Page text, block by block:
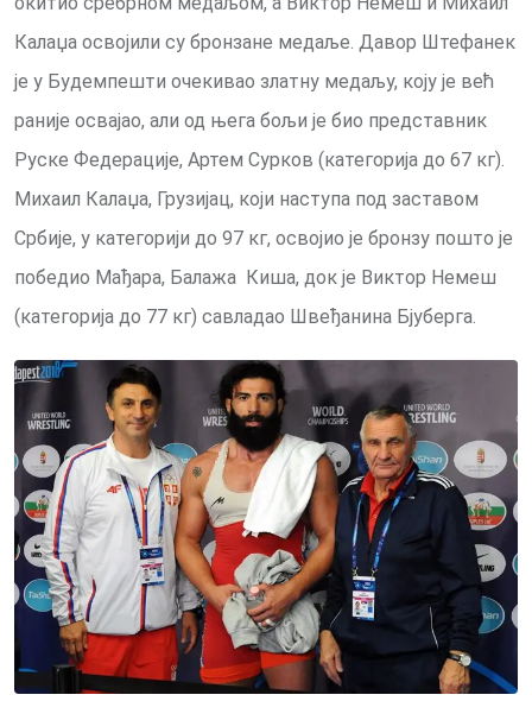
Калаџа освојили су бронзане медаље. Давор Штефанек
је у Будемпешти очекивао златну медаљу, коју је већ
раније освајао, али од њега бољи је био представник
Руске Федерације, Артем Сурков (категорија до 67 кг).
Михаил Калаџа, Грузијац, који наступа под заставом
Србије, у категорији до 97 кг, освојио је бронзу пошто је
победио Мађара, Балажа Киша, док је Виктор Немеш
(категорија до 77 кг) савладао Швеђанина Бјуберга.